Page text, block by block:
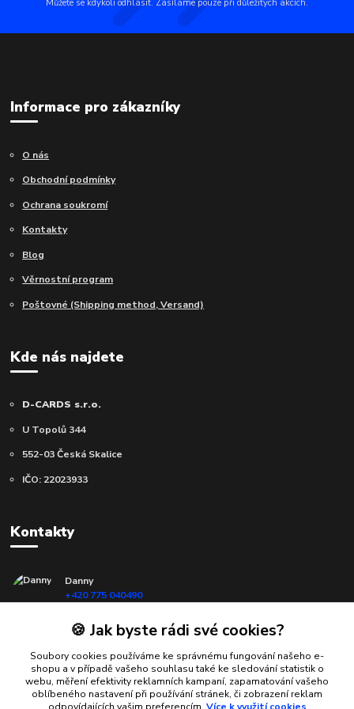
Můžete se kdykoli odhlásit. Zasíláme pouze při důležitých akcích.
Informace pro zákazníky
O nás
Obchodní podmínky
Ochrana soukromí
Kontakty
Blog
Věrnostní program
Poštovné (Shipping method, Versand)
Kde nás najdete
D-CARDS s.r.o.
U Topolů 344
552-03 Česká Skalice
IČO: 22023933
Kontakty
Danny
+420 775 040490
🍪 Jak byste rádi své cookies?
Soubory cookies používáme ke správnému fungování našeho e-
shopu a v případě vašeho souhlasu také ke sledování statistik o
webu, měření efektivity reklamních kampaní, zapamatování vašeho
oblíbeného nastavení při používání stránek, či zobrazení reklam
odpovídajících vašim preferencím. Více k využití cookies